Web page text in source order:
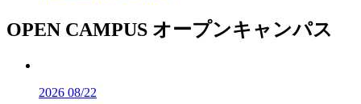
OPEN CAMPUS オープンキャンパス
2026 08/22